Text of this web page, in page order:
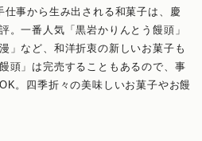
事から生み出される和菓子は、慶
。一番人気「黒岩かりんとう饅頭」
」など、和洋折衷の新しいお菓子も
頭」は完売することもあるので、事
。四季折々の美味しいお菓子やお饅